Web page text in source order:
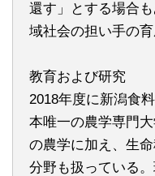
還す」とする場合
域社会の担い手の
教育および研究
2018年度に新潟食
本唯一の農学専門
の農学に加え、生
分野も扱っている